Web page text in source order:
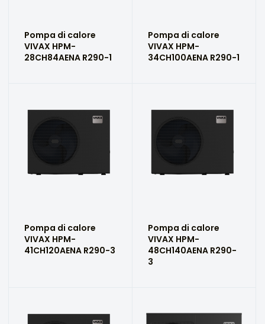
Pompa di calore
VIVAX HPM-
28CH84AENA R290-1
Pompa di calore
VIVAX HPM-
34CH100AENA R290-1
Pompa di calore
VIVAX HPM-
41CH120AENA R290-3
Pompa di calore
VIVAX HPM-
48CH140AENA R290-
3